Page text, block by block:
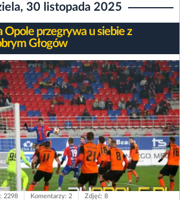
30 listopada 2025
Opole przegrywa u siebie z
Głogów
2298 Komentarzy: 2 Zdjęć: 8